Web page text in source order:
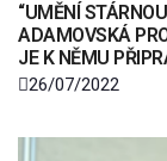
“UMĚNÍ
ADAMOVSKÁ
JE K NĚMU
26/07/2022